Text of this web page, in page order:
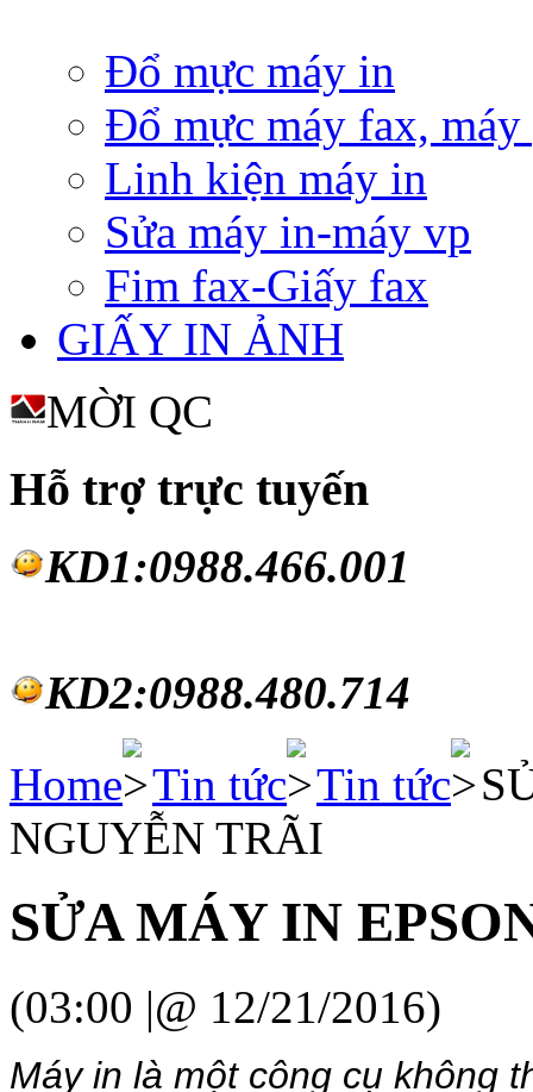
Đổ mực máy in
Đổ mực máy fax, máy
Linh kiện máy in
Sửa máy in-máy vp
Fim fax-Giấy fax
GIẤY IN ẢNH
MỜI QC
Hỗ trợ trực tuyến
KD1:0988.466.001
KD2:0988.480.714
Home
Tin tức Tin tức
NGUYỄN TRÃI
SỬA MÁY IN
(03:00 |@ 12/21/2016)
Máy in là một công cụ không